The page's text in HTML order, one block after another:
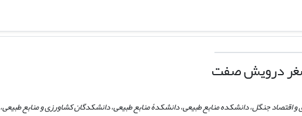
درویش صفت
و اقتصاد جنگل، دانشکده منابع طبیعی، دانشکدۀ منابع طبیعی، دانشکدگان کشاورزی و منابع